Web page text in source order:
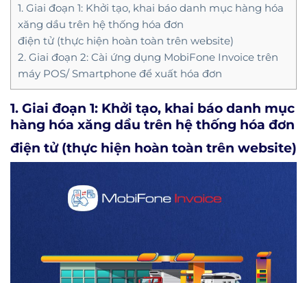
1. Giai đoạn 1: Khởi tạo, khai báo danh mục hàng hóa
xăng dầu trên hệ thống hóa đơn
điện tử (thực hiện hoàn toàn trên website)
2. Giai đoạn 2: Cài ứng dụng MobiFone Invoice trên
máy POS/ Smartphone để xuất hóa đơn
1. Giai đoạn 1: Khởi tạo, khai báo danh mục
hàng hóa xăng dầu trên hệ thống hóa đơn
điện tử (thực hiện hoàn toàn trên website)